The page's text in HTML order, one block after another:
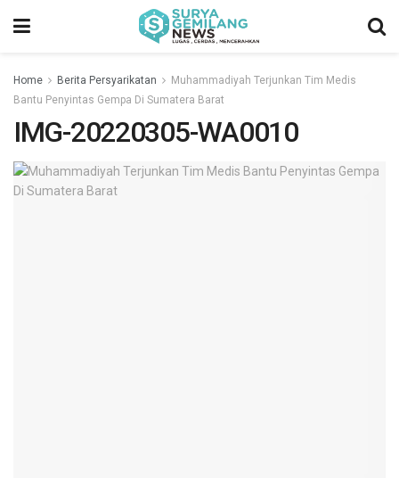
Home Berita Persyarikatan
Muhammadiyah Terjunkan Tim Medis
Bantu Penyintas Gempa Di Sumatera Barat
IMG-20220305-WA0010